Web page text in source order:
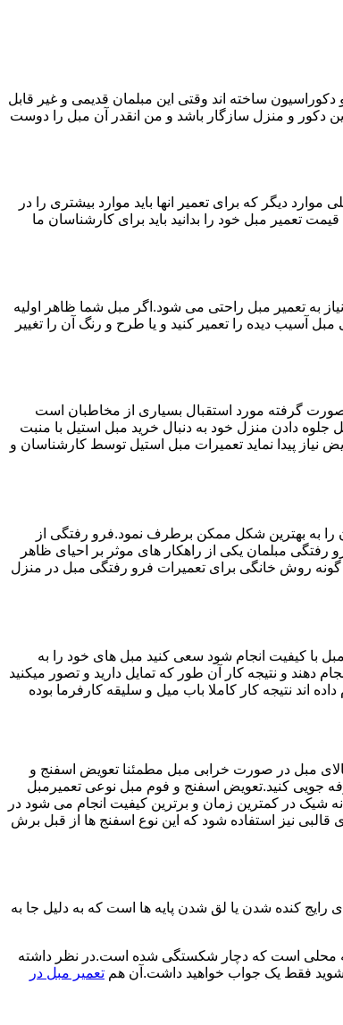
دکوراسیون ساخته اند وقتی این مبلمان قدیمی و غیر قابل
دکور و منزل سازگار باشد و من انقدر آن مبل را دوست
دیگر که برای تعمیر انها باید موارد بیشتری را در
تعمیر مبل خود را بدانید باید برای کارشناسان ما
به تعمیر مبل راحتی می شود.اگر مبل شما ظاهر اولیه
آسیب دیده را تعمیر کنید و یا طرح و رنگ آن را تغییر
صورت گرفته مورد استقبال بسیاری از مخاطبان است
جلوه دادن منزل خود به دنبال خرید مبل استیل با منبت
پیدا نماید تعمیرات مبل استیل توسط کارشناسان و
را به بهترین شکل ممکن برطرف نمود.فرو رفتگی از
مبلمان یکی از راهکار های موثر بر احیای ظاهر
روش خانگی برای تعمیرات فرو رفتگی مبل در منزل
با کیفیت انجام شود سعی کنید مبل های خود را به
دهند و نتیجه کار آن طور که تمایل دارید و تصور میکنید
اند نتیجه کار کاملا باب میل و سلیقه کارفرما بوده
مبل در صورت خرابی مبل مطمئنا تعویض اسفنج و
جویی کنید.تعویض اسفنج و فوم مبل نوعی تعمیرمبل
شیک در کمترین زمان و برترین کیفیت انجام می شود در
نیز استفاده شود که این نوع اسفنج ها از قبل برش
کنده شدن یا لق شدن پایه ها است که به دلیل جا به
به محلی است که دچار شکستگی شده است.در نظر داشته
شوید فقط یک جواب خواهید داشت.آن هم تعمیر مبل در